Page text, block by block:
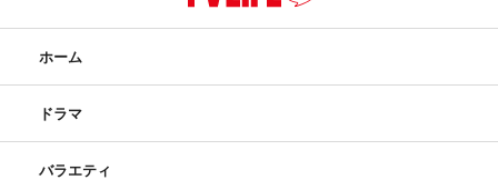
ホーム
ドラマ
バラエティ